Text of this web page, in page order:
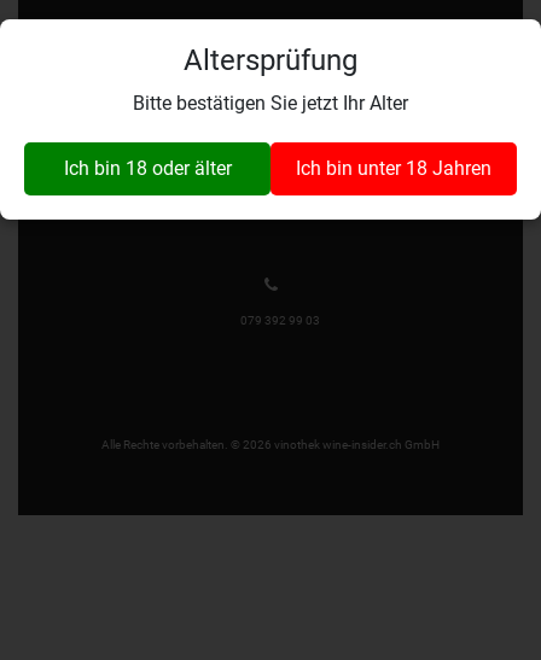
Altersprüfung
Bitte bestätigen Sie jetzt Ihr Alter
Ich bin 18 oder älter Ich bin unter 18 Jahren
Wynaustrasse 1
4912 Aarwangen
079 392 99 03
Alle Rechte vorbehalten. © 2026 vinothek wine-insider.ch GmbH